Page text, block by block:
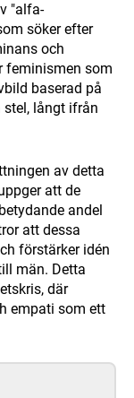
"alfa-
söker efter
och
feminismen som
baserad på
stel, långt ifrån
av detta
att de
andel
att dessa
förstärker idén
män. Detta
där
empati som ett